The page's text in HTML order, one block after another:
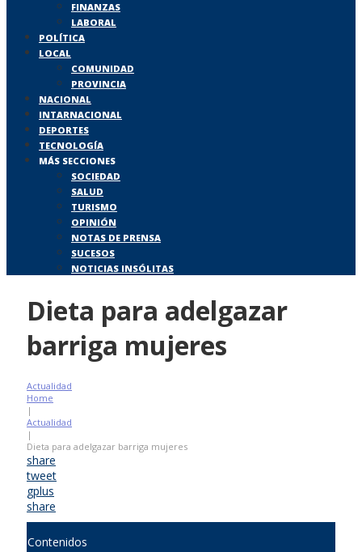
FINANZAS
LABORAL
POLÍTICA
LOCAL
COMUNIDAD
PROVINCIA
NACIONAL
INTARNACIONAL
DEPORTES
TECNOLOGÍA
MÁS SECCIONES
SOCIEDAD
SALUD
TURISMO
OPINIÓN
NOTAS DE PRENSA
SUCESOS
NOTICIAS INSÓLITAS
Dieta para adelgazar
barriga mujeres
Actualidad
Home
|
Actualidad
|
Dieta para adelgazar barriga mujeres
share
tweet
gplus
share
Contenidos